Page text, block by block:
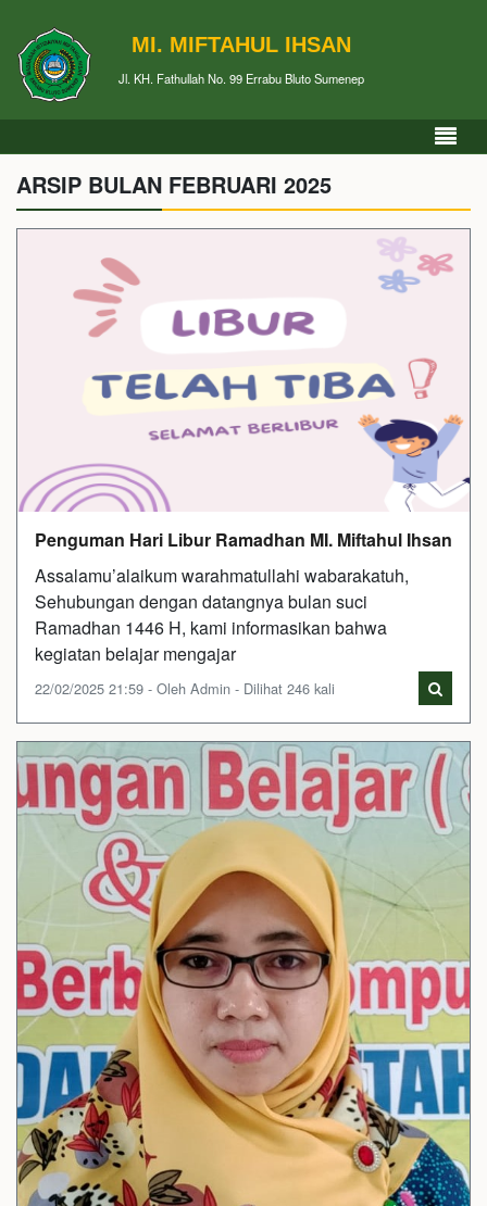
MI. MIFTAHUL IHSAN
Jl. KH. Fathullah No. 99 Errabu Bluto Sumenep
ARSIP BULAN FEBRUARI 2025
Penguman Hari Libur Ramadhan MI. Miftahul Ihsan
Assalamu’alaikum warahmatullahi wabarakatuh,
Sehubungan dengan datangnya bulan suci
Ramadhan 1446 H, kami informasikan bahwa
kegiatan belajar mengajar
22/02/2025 21:59 - Oleh Admin - Dilihat 246 kali